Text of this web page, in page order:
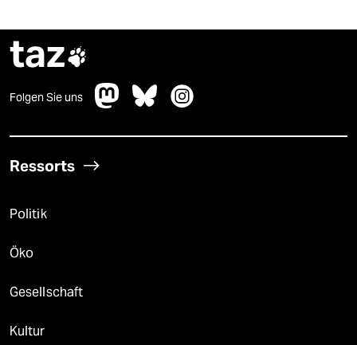
taz
Folgen Sie uns
Ressorts
Politik
Öko
Gesellschaft
Kultur